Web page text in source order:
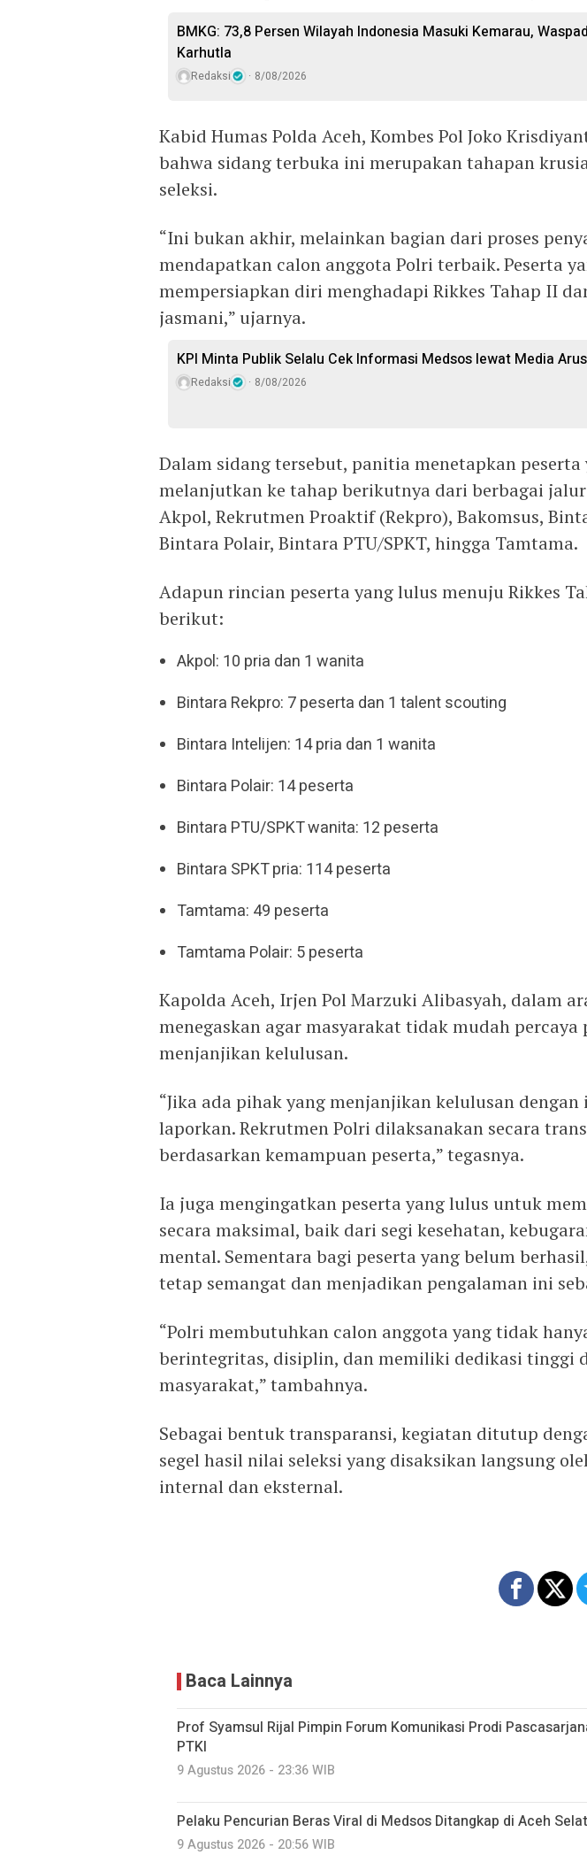
BMKG: 73,8 Persen Wilayah Indonesia Masuki Kemarau,
Karhutla
Redaksi 8/08/2026
Kabid Humas Polda Aceh, Kombes Pol Joko
bahwa sidang terbuka ini merupakan tahapan
seleksi.
“Ini bukan akhir, melainkan bagian dari proses
mendapatkan calon anggota Polri terbaik. Peserta
mempersiapkan diri menghadapi Rikkes Tahap II
jasmani,” ujarnya.
KPI Minta Publik Selalu Cek Informasi Medsos lewat Media
Redaksi 8/08/2026
Dalam sidang tersebut, panitia menetapkan peserta
melanjutkan ke tahap berikutnya dari berbagai
Akpol, Rekrutmen Proaktif (Rekpro), Bakomsus,
Bintara Polair, Bintara PTU/SPKT, hingga Tamtama.
Adapun rincian peserta yang lulus menuju Rikkes
berikut:
Akpol: 10 pria dan 1 wanita
Bintara Rekpro: 7 peserta dan 1 talent scouting
Bintara Intelijen: 14 pria dan 1 wanita
Bintara Polair: 14 peserta
Bintara PTU/SPKT wanita: 12 peserta
Bintara SPKT pria: 114 peserta
Tamtama: 49 peserta
Tamtama Polair: 5 peserta
Kapolda Aceh, Irjen Pol Marzuki Alibasyah, dalam
menegaskan agar masyarakat tidak mudah percaya
menjanjikan kelulusan.
“Jika ada pihak yang menjanjikan kelulusan dengan
laporkan. Rekrutmen Polri dilaksanakan secara
berdasarkan kemampuan peserta,” tegasnya.
Ia juga mengingatkan peserta yang lulus untuk
secara maksimal, baik dari segi kesehatan,
mental. Sementara bagi peserta yang belum
tetap semangat dan menjadikan pengalaman ini
“Polri membutuhkan calon anggota yang tidak
berintegritas, disiplin, dan memiliki dedikasi tinggi
masyarakat,” tambahnya.
Sebagai bentuk transparansi, kegiatan ditutup
segel hasil nilai seleksi yang disaksikan langsung
internal dan eksternal.
Baca Lainnya
Prof Syamsul Rijal Pimpin Forum Komunikasi Prodi
PTKI
9 Agustus 2026 - 23:36 WIB
Pelaku Pencurian Beras Viral di Medsos Ditangkap di Aceh
9 Agustus 2026 - 20:56 WIB